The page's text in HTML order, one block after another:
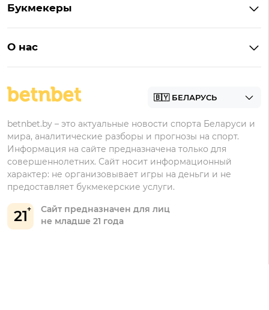
БК для ставок на киберспорт
Бонус на депозит
Бонусы Бетера
Бонусы Винлайн
Букмекеры
Марафонбет
О нас
21
Сайт предназначен для лиц
не младше 21 года
betnbet.by – это актуальные новости спорта Беларуси и
мира, аналитические разборы и прогнозы на спорт.
Информация на сайте предназначена только для
совершеннолетних. Сайт носит информационный
характер: не организовывает игры на деньги и не
предоставляет букмекерские услуги.